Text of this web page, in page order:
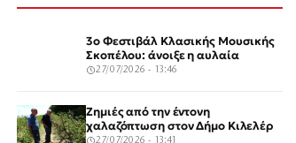
3ο Φεστιβάλ Κλασικής Μουσικής
Σκοπέλου: άνοιξε η αυλαία
27/07/2026 - 13:46
Ζημιές από την έντονη
χαλαζόπτωση στον Δήμο Κιλελέρ
27/07/2026 - 13:41